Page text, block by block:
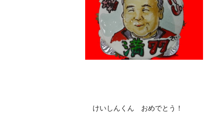
けいしんくん おめでとう！